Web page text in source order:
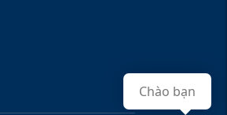
Chào bạn